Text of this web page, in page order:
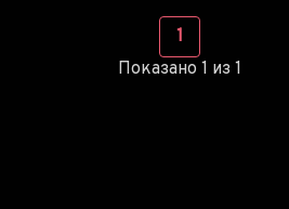
1
Показано 1 из 1